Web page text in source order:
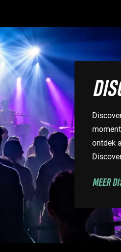
ontdek
MEER